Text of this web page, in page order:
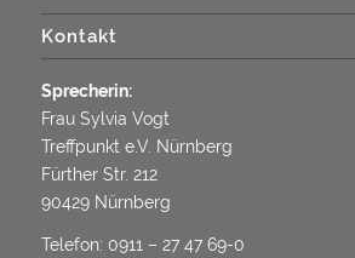
Kontakt
Sprecherin:
Frau Sylvia Vogt
Treffpunkt e.V. Nürnberg
Fürther Str. 212
90429 Nürnberg
Telefon: 0911 – 27 47 69-0